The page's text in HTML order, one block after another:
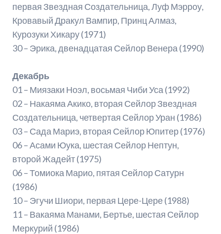
первая Звездная Создательница, Луф Мэрроу,
Кровавый Дракул Вампир, Принц Алмаз,
Курозуки Хикару (1971)
30 – Эрика, двенадцатая Сейлор Венера (1990)
Декабрь
01 – Миязаки Ноэл, восьмая Чиби Уса (1992)
02 – Накаяма Акико, вторая Сейлор Звездная
Создательница, четвертая Сейлор Уран (1986)
03 – Сада Мариэ, вторая Сейлор Юпитер (1976)
06 – Асами Юука, шестая Сейлор Нептун,
второй Жадейт (1975)
06 – Томиока Марио, пятая Сейлор Сатурн
(1986)
10 – Эгучи Шиори, первая Цере-Цере (1988)
11 – Вакаяма Манами, Бертье, шестая Сейлор
Меркурий (1986)